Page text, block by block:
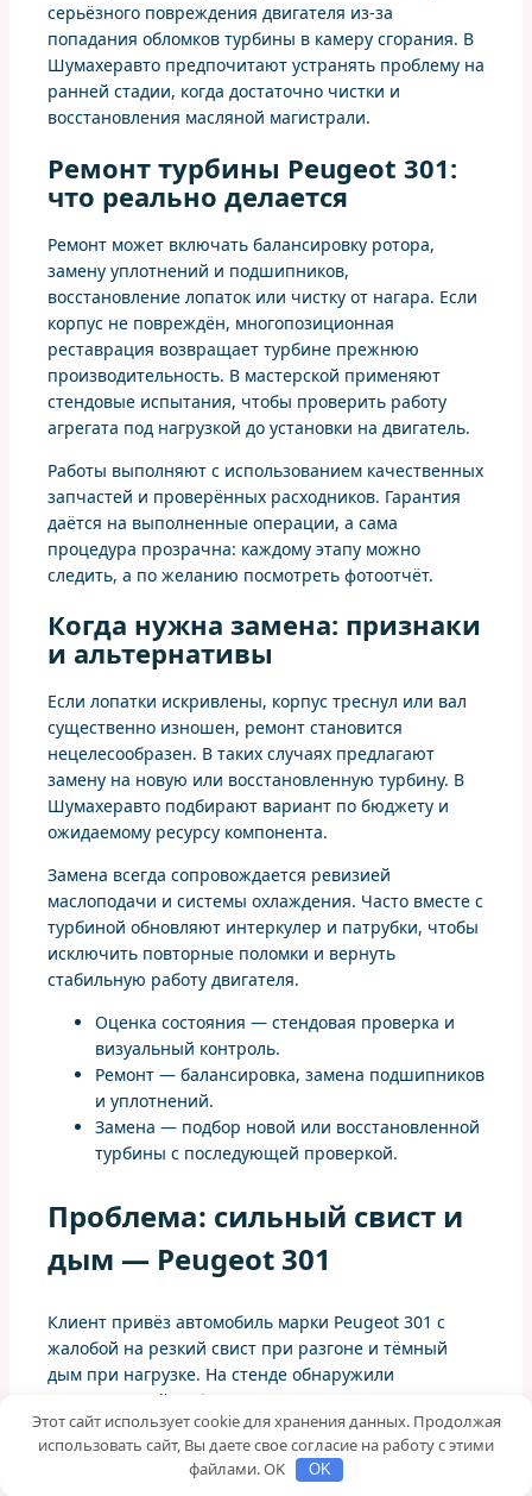
серьёзного повреждения двигателя из‑за
попадания обломков турбины в камеру сгорания. В
Шумахеравто предпочитают устранять проблему на
ранней стадии, когда достаточно чистки и
восстановления масляной магистрали.
Ремонт турбины Peugeot 301:
что реально делается
Ремонт может включать балансировку ротора,
замену уплотнений и подшипников,
восстановление лопаток или чистку от нагара. Если
корпус не повреждён, многопозиционная
реставрация возвращает турбине прежнюю
производительность. В мастерской применяют
стендовые испытания, чтобы проверить работу
агрегата под нагрузкой до установки на двигатель.
Работы выполняют с использованием качественных
запчастей и проверённых расходников. Гарантия
даётся на выполненные операции, а сама
процедура прозрачна: каждому этапу можно
следить, а по желанию посмотреть фотоотчёт.
Когда нужна замена: признаки
и альтернативы
Если лопатки искривлены, корпус треснул или вал
существенно изношен, ремонт становится
нецелесообразен. В таких случаях предлагают
замену на новую или восстановленную турбину. В
Шумахеравто подбирают вариант по бюджету и
ожидаемому ресурсу компонента.
Замена всегда сопровождается ревизией
маслоподачи и системы охлаждения. Часто вместе с
турбиной обновляют интеркулер и патрубки, чтобы
исключить повторные поломки и вернуть
стабильную работу двигателя.
Оценка состояния — стендовая проверка и
визуальный контроль.
Ремонт — балансировка, замена подшипников
и уплотнений.
Замена — подбор новой или восстановленной
турбины с последующей проверкой.
Проблема: сильный свист и
дым — Peugeot 301
Клиент привёз автомобиль марки Peugeot 301 с
жалобой на резкий свист при разгоне и тёмный
дым при нагрузке. На стенде обнаружили
значительный люфт вала и изношенные
маслосъёмные уплотнения. Кроме того, в
воздуховоде нашли трещину, через которую
попадал лишний воздух и пыль.
Этот сайт использует cookie для хранения данных. Продолжая
использовать сайт, Вы даете свое согласие на работу с этими
файлами. OK
OK